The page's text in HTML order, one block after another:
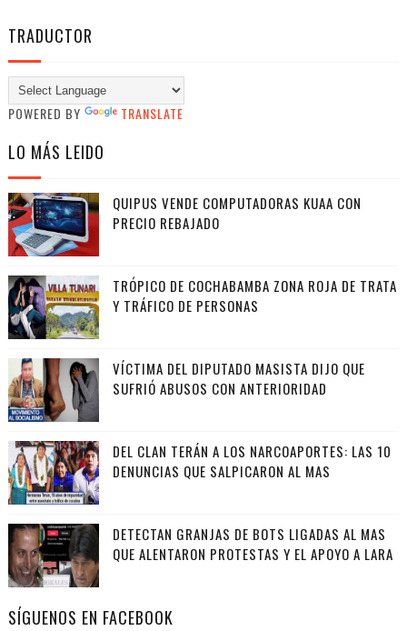
TRADUCTOR
POWERED BY TRANSLATE
LO MÁS LEIDO
QUIPUS VENDE COMPUTADORAS KUAA CON
PRECIO REBAJADO
TRÓPICO DE COCHABAMBA ZONA ROJA DE TRATA
Y TRÁFICO DE PERSONAS
VÍCTIMA DEL DIPUTADO MASISTA DIJO QUE
SUFRIÓ ABUSOS CON ANTERIORIDAD
DEL CLAN TERÁN A LOS NARCOAPORTES: LAS 10
DENUNCIAS QUE SALPICARON AL MAS
DETECTAN GRANJAS DE BOTS LIGADAS AL MAS
QUE ALENTARON PROTESTAS Y EL APOYO A LARA
SÍGUENOS EN FACEBOOK